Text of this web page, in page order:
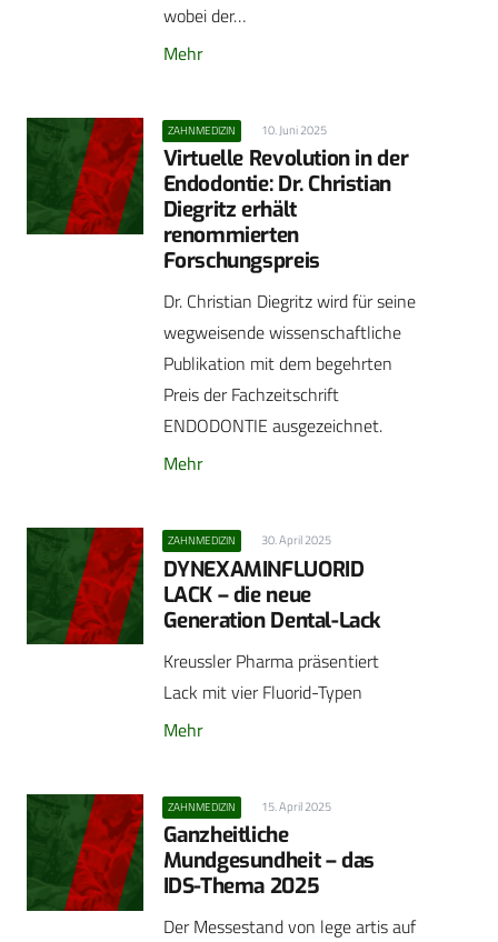
wobei der…
Mehr
ZAHNMEDIZIN 10. Juni 2025
Virtuelle Revolution in der
Endodontie: Dr. Christian
Diegritz erhält
renommierten
Forschungspreis
Dr. Christian Diegritz wird für seine
wegweisende wissenschaftliche
Publikation mit dem begehrten
Preis der Fachzeitschrift
ENDODONTIE ausgezeichnet.
Mehr
ZAHNMEDIZIN 30. April 2025
DYNEXAMINFLUORID
LACK – die neue
Generation Dental-Lack
Kreussler Pharma präsentiert
Lack mit vier Fluorid-Typen
Mehr
ZAHNMEDIZIN 15. April 2025
Ganzheitliche
Mundgesundheit – das
IDS-Thema 2025
Der Messestand von lege artis auf